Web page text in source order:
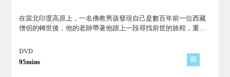
在當北印度高原上，一名佛教男孩發現自己是數百年前一位西藏
僧侶的轉世後，他的老師帶著他踏上一段尋找前世的旅程，重返
人故事。
DVD
95mins
藏